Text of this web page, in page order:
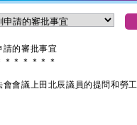
請的審批事宜
＊ ＊ ＊ ＊ ＊ ＊
議上田北辰議員的提問和勞工